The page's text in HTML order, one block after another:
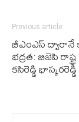
Previous article
బీఎంఎస్‌ ద్వారానే
భద్రత: బిజెపి
కసిరెడ్డి భాస్కరరెడ్డి